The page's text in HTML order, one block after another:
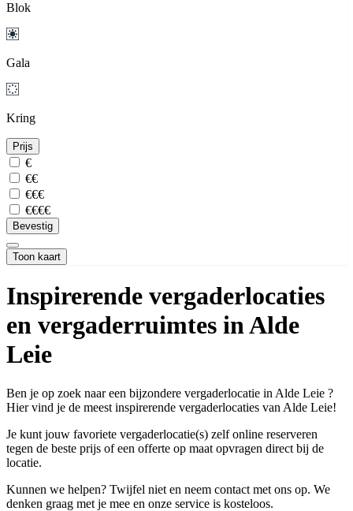
Blok
Gala
Kring
Prijs
€
€€
€€€
€€€€
Bevestig
Toon kaart
Inspirerende vergaderlocaties
en vergaderruimtes in Alde
Leie
Ben je op zoek naar een bijzondere vergaderlocatie in Alde Leie ?
Hier vind je de meest inspirerende vergaderlocaties van Alde Leie!
Je kunt jouw favoriete vergaderlocatie(s) zelf online reserveren
tegen de beste prijs of een offerte op maat opvragen direct bij de
locatie.
Kunnen we helpen? Twijfel niet en neem contact met ons op. We
denken graag met je mee en onze service is kosteloos.